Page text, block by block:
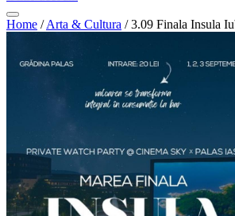
Home / Arta & Cultura / 3.09 Finala Insula